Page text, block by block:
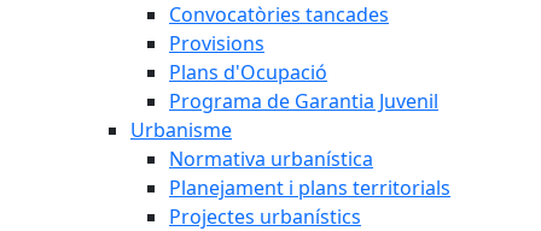
Convocatòries tancades
Provisions
Plans d'Ocupació
Programa de Garantia Juvenil
Urbanisme
Normativa urbanística
Planejament i plans territorials
Projectes urbanístics